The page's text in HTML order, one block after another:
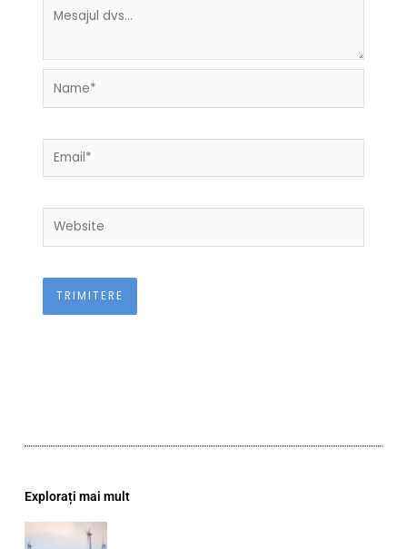
Name*
Email*
Website
Explorați mai mult